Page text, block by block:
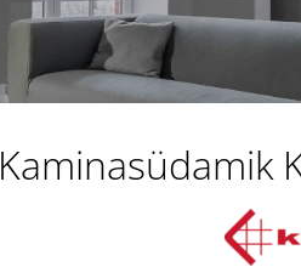
Kaminasüdamik